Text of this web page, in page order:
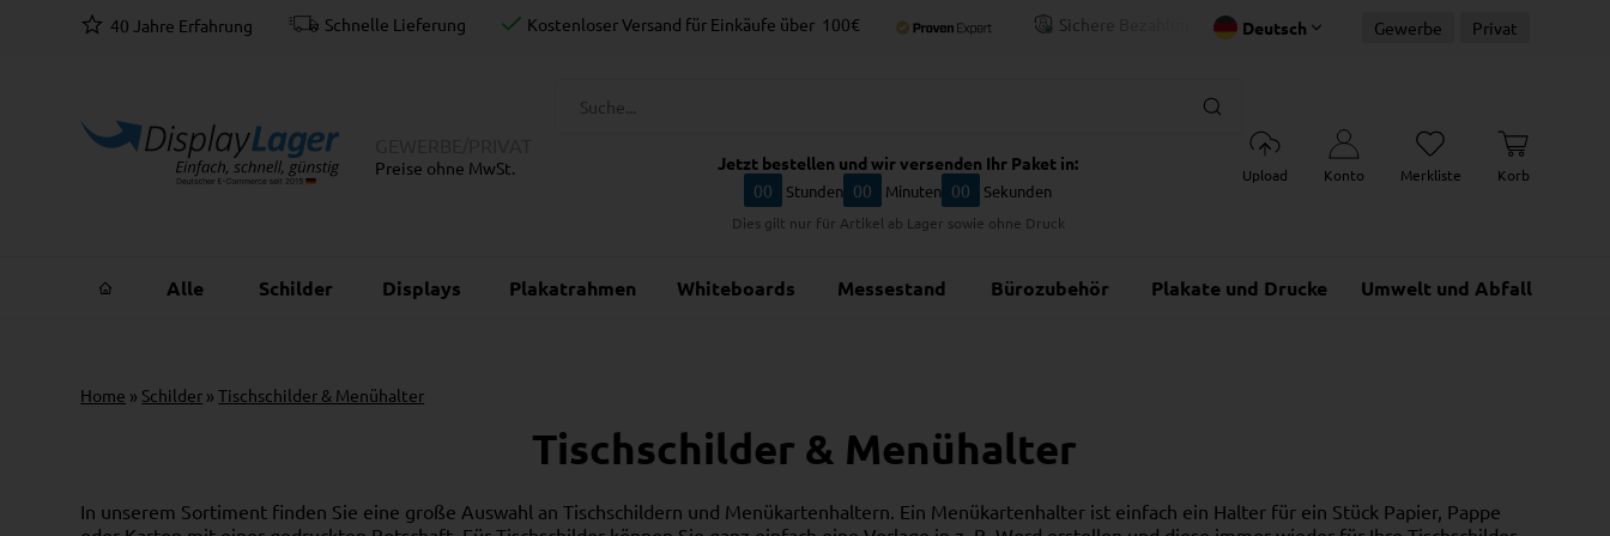
40 Jahre Erfahrung Schnelle Lieferung Kostenloser Versand für Einkäufe über 100€ Sichere Bezahlung 40 Jahre Erfahrung Schnelle
Deutsch Gewerbe Privat
Preise ohne MwSt.
Jetzt bestellen und wir versenden Ihr Paket in:
00
Stunden 00 Minuten 00 Sekunden
Dies gilt nur für Artikel ab Lager sowie ohne Druck
Upload Konto Merkliste Korb
Alle Schilder Displays Plakatrahmen Whiteboards Messestand Bürozubehör Plakate und Drucke Umwelt und Abfall
Home » Schilder »Tischschilder & Menühalter
Tischschilder & Menühalter
In unserem Sortiment finden Sie eine große Auswahl an Tischschildern und Menükartenhaltern. Ein Menükartenhalter ist einfach ein Halter für ein Stück Papier, Pappe